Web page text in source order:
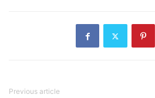
Previous article